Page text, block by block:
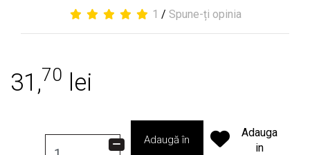
1 / Spune-ți opinia
31,70 lei
Adaugă în
Adauga
in